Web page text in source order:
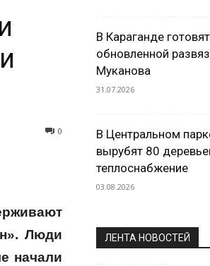
0
Люди
начали
В Караганде
обновленной
Муканова
31.07.2026
В Центральном
вырубят 80
теплоснабжение
03.08.2026
ЛЕНТА НОВОСТЕЙ